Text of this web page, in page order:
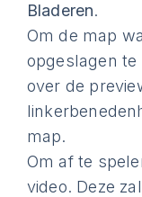
Bladeren.
Om de map
opgeslagen te
over de
map.
Om af te
video. Deze